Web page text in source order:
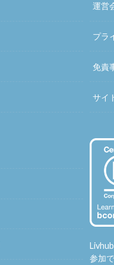
運営
プラ
免責
サイ
参加